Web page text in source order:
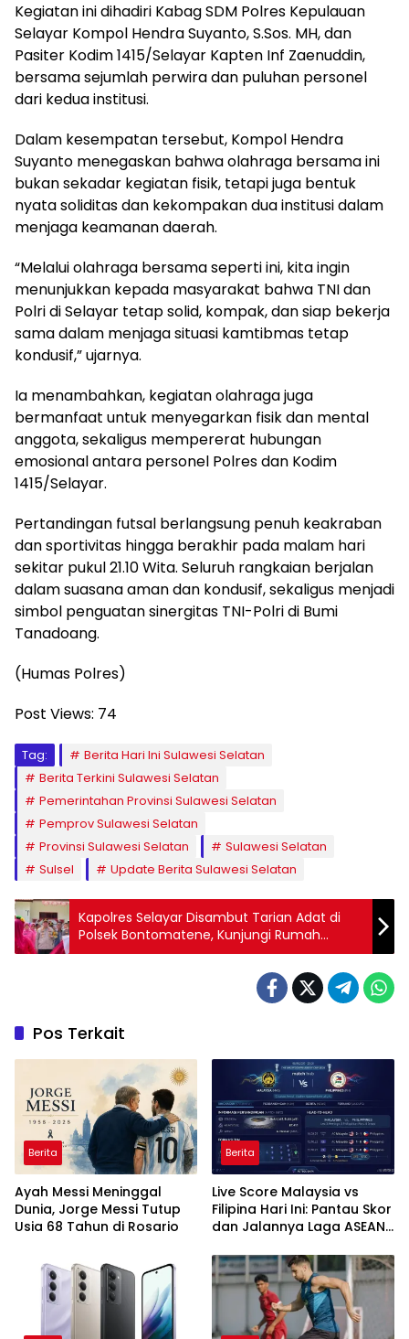
Kegiatan ini dihadiri Kabag SDM Polres Kepulauan
Selayar Kompol Hendra Suyanto, S.Sos. MH, dan
Pasiter Kodim 1415/Selayar Kapten Inf Zaenuddin,
bersama sejumlah perwira dan puluhan personel
dari kedua institusi.
Dalam kesempatan tersebut, Kompol Hendra
Suyanto menegaskan bahwa olahraga bersama ini
bukan sekadar kegiatan fisik, tetapi juga bentuk
nyata soliditas dan kekompakan dua institusi dalam
menjaga keamanan daerah.
“Melalui olahraga bersama seperti ini, kita ingin
menunjukkan kepada masyarakat bahwa TNI dan
Polri di Selayar tetap solid, kompak, dan siap bekerja
sama dalam menjaga situasi kamtibmas tetap
kondusif,” ujarnya.
Ia menambahkan, kegiatan olahraga juga
bermanfaat untuk menyegarkan fisik dan mental
anggota, sekaligus mempererat hubungan
emosional antara personel Polres dan Kodim
1415/Selayar.
Pertandingan futsal berlangsung penuh keakraban
dan sportivitas hingga berakhir pada malam hari
sekitar pukul 21.10 Wita. Seluruh rangkaian berjalan
dalam suasana aman dan kondusif, sekaligus menjadi
simbol penguatan sinergitas TNI-Polri di Bumi
Tanadoang.
(Humas Polres)
Post Views: 74
Tag:
Berita Hari Ini Sulawesi Selatan
Berita Terkini Sulawesi Selatan
Pemerintahan Provinsi Sulawesi Selatan
Pemprov Sulawesi Selatan
Provinsi Sulawesi Selatan
Sulawesi Selatan
Sulsel
Update Berita Sulawesi Selatan
Kapolres Selayar Disambut Tarian Adat di
Polsek Bontomatene, Kunjungi Rumah
Warga Kurang Mampu
Pos Terkait
Berita
Ayah Messi Meninggal
Dunia, Jorge Messi Tutup
Usia 68 Tahun di Rosario
Berita
Live Score Malaysia vs
Filipina Hari Ini: Pantau Skor
dan Jalannya Laga ASEAN